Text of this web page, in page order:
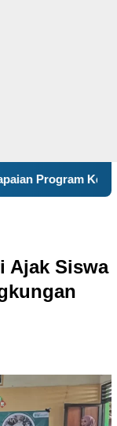
Expo KKN
Ajak Siswa